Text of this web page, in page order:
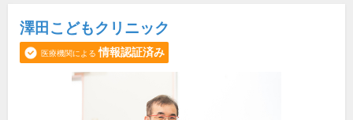
澤田こどもクリニック
医療機関による 情報認証済み